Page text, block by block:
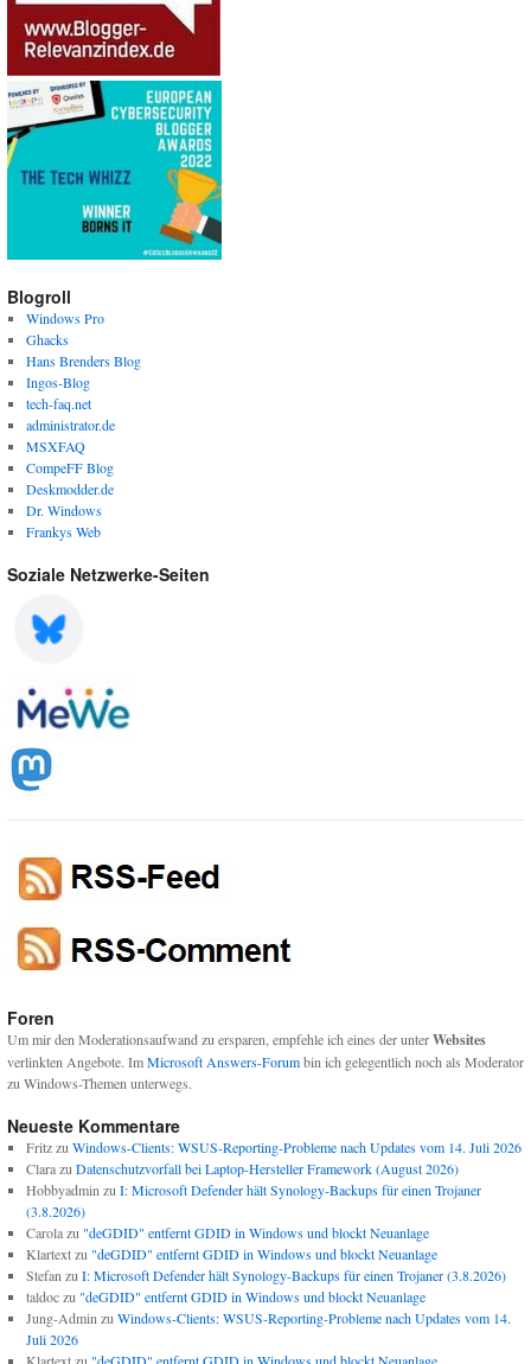
Blogroll
Windows Pro
Ghacks
Hans Brenders Blog
Ingos-Blog
tech-faq.net
administrator.de
MSXFAQ
CompeFF Blog
Deskmodder.de
Dr. Windows
Frankys Web
Soziale Netzwerke-Seiten
Foren
Um mir den Moderationsaufwand zu ersparen, empfehle ich eines der unterWebsites
verlinkten Angebote. ImMicrosoft Answers-Forumbin ich gelegentlich noch als Moderator
zu Windows-Themen unterwegs.
Neueste Kommentare
FritzzuWindows-Clients: WSUS-Reporting-Probleme nach Updates vom 14. Juli 2026
ClarazuDatenschutzvorfall bei Laptop-Hersteller Framework (August 2026)
HobbyadminzuI: Microsoft Defender hält Synology-Backups für einen Trojaner
(3.8.2026)
Carolazu "deGDID" entfernt GDID in Windows und blockt Neuanlage
Klartextzu "deGDID" entfernt GDID in Windows und blockt Neuanlage
StefanzuI: Microsoft Defender hält Synology-Backups für einen Trojaner (3.8.2026)
taldoczu "deGDID" entfernt GDID in Windows und blockt Neuanlage
Jung-AdminzuWindows-Clients: WSUS-Reporting-Probleme nach Updates vom 14.
Juli 2026